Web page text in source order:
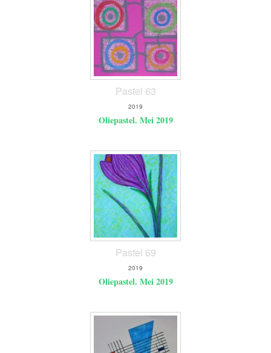
Pastel 63
2019
Oliepastel. Mei 2019
Pastel 69
2019
Oliepastel. Mei 2019